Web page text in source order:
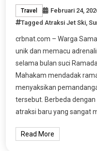
Travel Februari 24,
Tagged Atraksi Jet Ski ,
crbnat.com – Warga
unik dan memacu
selama bulan suci
Mahakam mendadak
menyaksikan
tersebut. Berbeda
atraksi baru yang sangat
Read More